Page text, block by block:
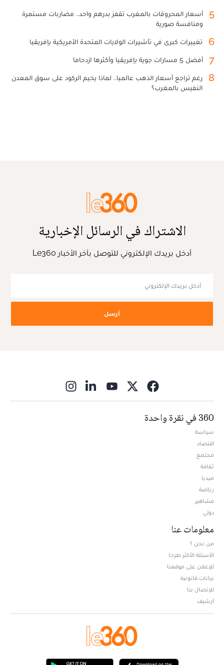
5
أسعار المحروقات بالمغرب تقفز بدرهم واحد.. مضاربات مستمرة
ومنافسة صورية
6 تغييرات كبرى في تأشيرات الولايات المتحدة الأمريكية بإفريقيا
7 أفضل 5 مسارات جوية بإفريقيا وأكثرها ازدحاما
8
رغم تراجع أسعار الذهب عالميا.. لماذا يخيم الركود على سوق المعدن
النفيس بالمغرب؟
الاشتراك في الرسائل الإخبارية
أدخل بريدك الإلكتروني للتوصل بآخر الأخبار Le360
أرسل
360 في نقرة واحدة
سياسة
اقتصاد
مجتمع
ثقافة
ميديا
رياضة
مشاهير
دولي
معلومات عنا
من نحن ؟
الأسئلة الأكثر طرحا
للإعلان على موقعنا
بيانات قانونية
للإتصال بنا
أرشيف